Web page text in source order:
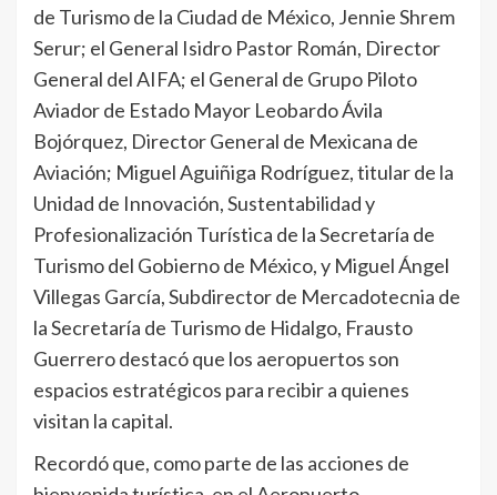
de Turismo de la Ciudad de México, Jennie Shrem
Serur; el General Isidro Pastor Román, Director
General del AIFA; el General de Grupo Piloto
Aviador de Estado Mayor Leobardo Ávila
Bojórquez, Director General de Mexicana de
Aviación; Miguel Aguiñiga Rodríguez, titular de la
Unidad de Innovación, Sustentabilidad y
Profesionalización Turística de la Secretaría de
Turismo del Gobierno de México, y Miguel Ángel
Villegas García, Subdirector de Mercadotecnia de
la Secretaría de Turismo de Hidalgo, Frausto
Guerrero destacó que los aeropuertos son
espacios estratégicos para recibir a quienes
visitan la capital.
Recordó que, como parte de las acciones de